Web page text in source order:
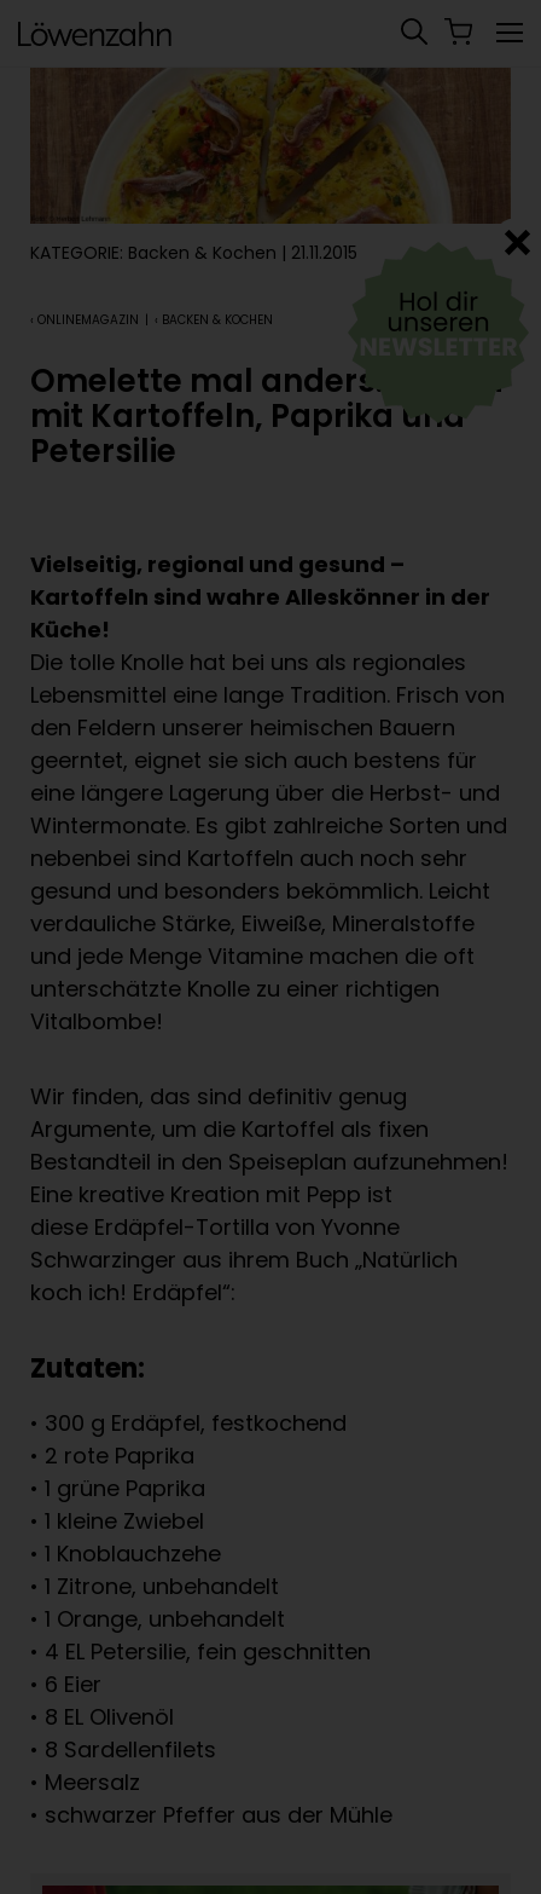
KATEGORIE: Backen & Kochen | 21.11.2015
‹ ONLINEMAGAZIN | ‹ BACKEN & KOCHEN
Omelette mal anders: Tortilla
mit Kartoffeln, Paprika und
Petersilie
Vielseitig, regional und gesund –
Kartoffeln sind wahre Alleskönner in der
Küche!
Die tolle Knolle hat bei uns als regionales
Lebensmittel eine lange Tradition. Frisch von
den Feldern unserer heimischen Bauern
geerntet, eignet sie sich auch bestens für
eine längere Lagerung über die Herbst- und
Wintermonate. Es gibt zahlreiche Sorten und
nebenbei sind Kartoffeln auch noch sehr
gesund und besonders bekömmlich. Leicht
verdauliche Stärke, Eiweiße, Mineralstoffe
und jede Menge Vitamine machen die oft
unterschätzte Knolle zu einer richtigen
Vitalbombe!
Wir finden, das sind definitiv genug
Argumente, um die Kartoffel als fixen
Bestandteil in den Speiseplan aufzunehmen!
Eine kreative Kreation mit Pepp ist
diese Erdäpfel-Tortilla von Yvonne
Schwarzinger aus ihrem Buch „Natürlich
koch ich! Erdäpfel“:
Zutaten:
• 300 g Erdäpfel, festkochend
• 2 rote Paprika
• 1 grüne Paprika
• 1 kleine Zwiebel
• 1 Knoblauchzehe
• 1 Zitrone, unbehandelt
• 1 Orange, unbehandelt
• 4 EL Petersilie, fein geschnitten
• 6 Eier
• 8 EL Olivenöl
• 8 Sardellenfilets
• Meersalz
• schwarzer Pfeffer aus der Mühle